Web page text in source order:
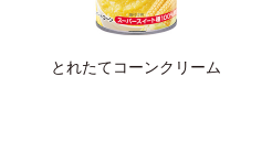
とれたてコーンクリーム